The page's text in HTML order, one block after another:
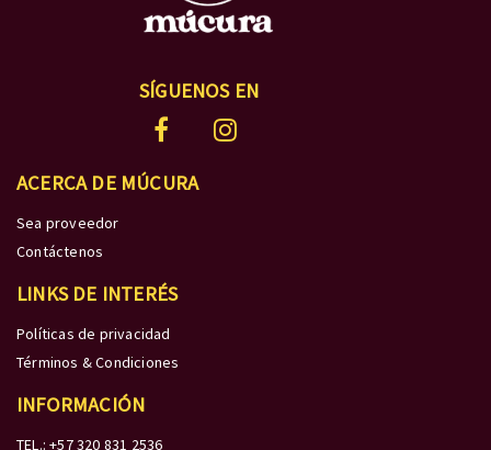
SÍGUENOS EN
ACERCA DE MÚCURA
Sea proveedor
Contáctenos
LINKS DE INTERÉS
Políticas de privacidad
Términos & Condiciones
INFORMACIÓN
TEL.: +57 320 831 2536